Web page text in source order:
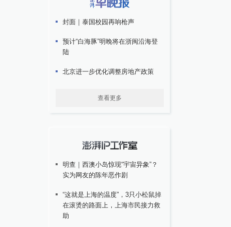
封面｜泰国校园再响枪声
预计“白海豚”明晚将在浙闽沿海登
陆
北京进一步优化调整房地产政策
查看更多
明查｜西澳小岛惊现“宇宙异象”？
实为网友的陈年恶作剧
“这就是上海的温度”，3只小松鼠掉
在滚烫的路面上，上海市民接力救
助